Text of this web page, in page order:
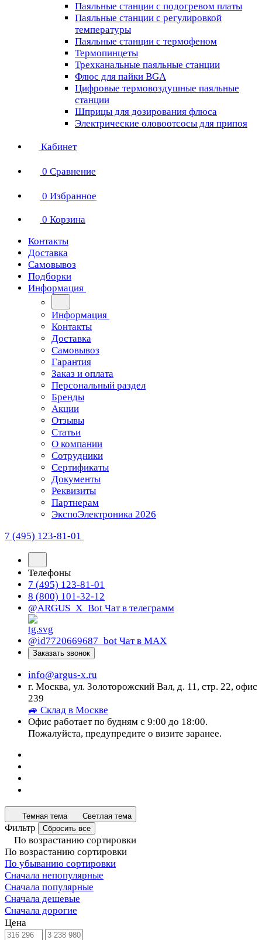
Паяльные станции с подогревом платы
Паяльные станции с регулировкой
температуры
Паяльные станции с термофеном
Термопинцеты
Трехканальные паяльные станции
Флюс для пайки BGA
Цифровые термовоздушные паяльные
станции
Шприцы для дозирования флюса
Электрические оловоотсосы для припоя
Кабинет
0 Сравнение
0 Избранное
0 Корзина
Контакты
Доставка
Самовывоз
Подборки
Информация
Информация
Контакты
Доставка
Самовывоз
Гарантия
Заказ и оплата
Персональный раздел
Бренды
Акции
Отзывы
Статьи
О компании
Сотрудники
Сертификаты
Документы
Реквизиты
Партнерам
ЭкспоЭлектроника 2026
7 (495) 123-81-01
Телефоны
7 (495) 123-81-01
8 (800) 101-32-12
@ARGUS_X_Bot Чат в телеграмм
@id7720669687_bot Чат в МАХ
Заказать звонок
info@argus-x.ru
г. Москва, ул. Золоторожский Вал, д. 11, стр. 22, офис
239
🚙 Склад в Москве
Офис работает по будням с 9:00 до 18:00.
Пожалуйста, предупредите о визите заранее.
Темная тема Светлая тема
Фильтр Сбросить все
По возрастанию сортировки
По возрастанию сортировки
По убыванию сортировки
Сначала непопулярные
Сначала популярные
Сначала дешевые
Сначала дорогие
Цена